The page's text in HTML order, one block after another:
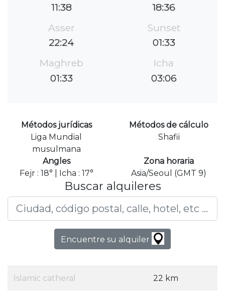
11:38
18:36
Asser
22:24
Sunset
01:33
Maghreb
01:33
Icha
03:06
Métodos jurídicas
Liga Mundial
musulmana
Métodos de cálculo
Shafii
Angles
Fejr : 18° | Icha : 17°
Zona horaria
Asia/Seoul (GMT 9)
Buscar alquileres
Encuentre su alquiler
Islamic catheral 22 km